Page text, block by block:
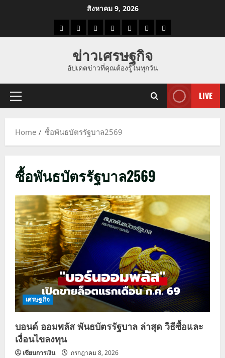
สิงหาคม 9, 2026
ราคาแนว
ราคา
ทอง
ข่าว
นี้
ข่าว
ดูด
ที่
ผู้ชาย
ข่าวเศรษฐกิจ
อัปเดตข่าวที่คุณต้องรู้ในทุกวัน
Primary
LIVE
Home ซื้อพันธบัตรรัฐบาล2569
ซื้อพันธบัตรรัฐบาล2569
เศรษฐกิจ
บอนด์ ออมพลัส พันธบัตรรัฐบาล ล่าสุด วิธีซื้อและ
เงื่อนไขลงทุน
เซียนการเงิน กรกฎาคม 8, 2026